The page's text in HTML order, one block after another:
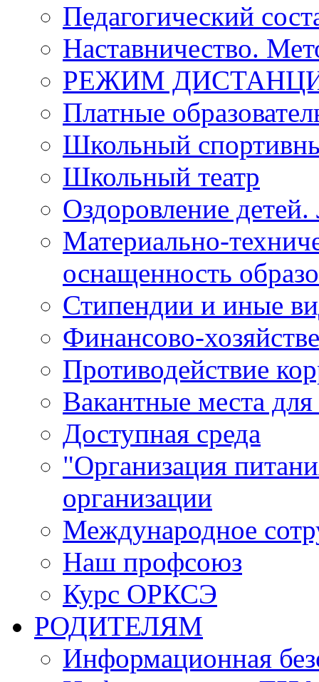
Педагогический
Наставничество.
РЕЖИМ
Платные
Школьный
Школьный театр
Оздоровление детей.
Материально-
оснащенность
Стипендии и иные
Финансово-
Противодействие
Вакантные места
Доступная среда
"Организация
организации
Международное
Наш профсоюз
Курс ОРКСЭ
РОДИТЕЛЯМ
Информационная